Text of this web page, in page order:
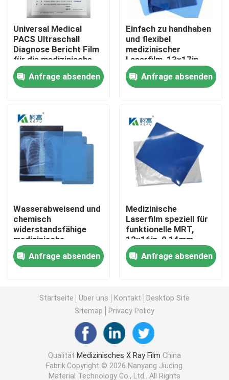
Kontakt
Nachrichten
Alle Fälle
Medizinisches X Ray Film
Tintenstrahl X Ray Film
Laser X Ray Film
Medizinischer trockener Film
Strahlnfilm des HAUSTIERES X
Wärmeübertragungs-Film
medizinischer thermischer Film
Universal Medical
PACS Ultraschall
Diagnose Bericht Film
für die medizinische
Maschine
Anfrage absenden
Einfach zu handhaben
und flexibel
medizinischer
Laserfilm, 13x17in,
0,15mm, mit einer
glatten und
biegfähigen
Anfrage absenden
Wasserabweisend und
chemisch
widerstandsfähige
medizinische
Laserfolie, 10x14in,
0,13mm, geeignet für
den Einsatz in rauen
Umgebungen
Anfrage absenden
Medizinische
Laserfilm speziell für
funktionelle MRT,
12x16in, 0,14mm,
Erfassung
dynamischer
Hirnaktivitäten
Anfrage absenden
Startseite Über uns Kontakt
Desktop Site
Sitemap
Privacy Policy
Qualität Medizinisches X Ray Film China
Fabrik.Copyright © 2026 Nanyang Jiuding
Material Technology Co., Ltd.. All Rights